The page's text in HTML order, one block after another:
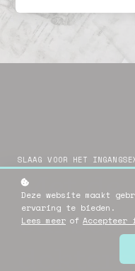
SLAAG VOOR HET
Met de
cursus
dokters
Deze website maakt
ervaring te bieden.
Lees meer of Accepteer